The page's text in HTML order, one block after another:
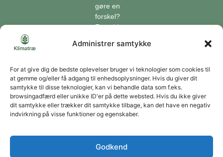
Administrer samtykke
For at give dig de bedste oplevelser bruger vi teknologier som cookies til
at gemme og/eller få adgang til enhedsoplysninger. Hvis du giver dit
samtykke til disse teknologier, kan vi behandle data som f.eks.
browsingadfærd eller unikke ID'er på dette websted. Hvis du ikke giver
dit samtykke eller trækker dit samtykke tilbage, kan det have en negativ
indvirkning på visse funktioner og egenskaber.
Godkend
gøre en
forskel?
En guide
Klimaordbogen
optager
træer
co2?
Forbliv forbundet